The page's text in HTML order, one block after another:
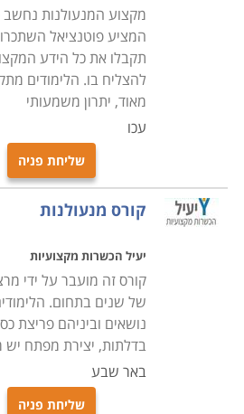
מקצוע המנעולנות נחשב
המציע פוטנציאל
תקבלו את כל הידע
להצליח בו. הלימודים
מאוד, יתרון משמעותי
עכו
שליחת פניה
קורס מנעולנות
יעיל הכשרות מקצועיות
קורס זה מועבר על ידי
של שנים בתחום.
נושאים וביניהם פריצת
בדלתות, יצירת מפתח יש
באר שבע
שליחת פניה